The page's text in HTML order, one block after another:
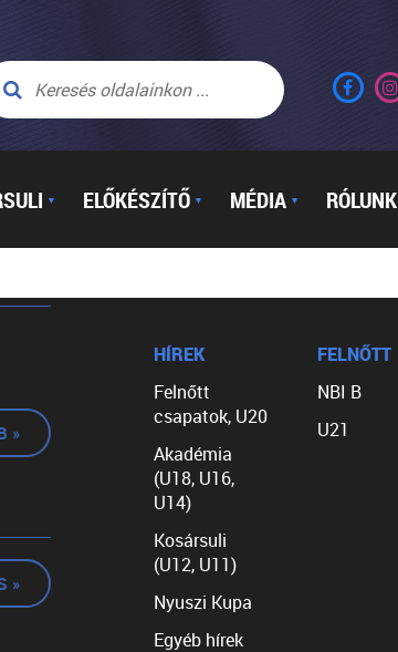
▼ ELŐKÉSZÍTŐ ▼ MÉDIA ▼ RÓLUNK
»
»
HÍREK
Felnőtt
csapatok, U20
Akadémia
(U18, U16,
U14)
Kosársuli
(U12, U11)
Nyuszi Kupa
Egyéb hírek
FELNŐTT
NBI B
U21